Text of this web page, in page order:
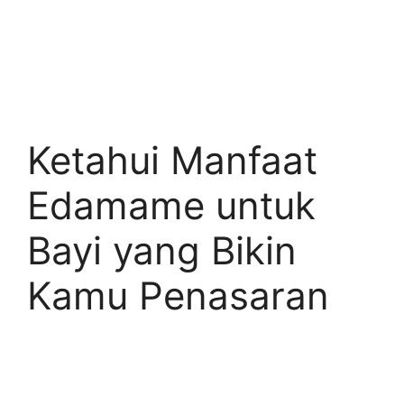
Ketahui Manfaat
Edamame untuk
Bayi yang Bikin
Kamu Penasaran